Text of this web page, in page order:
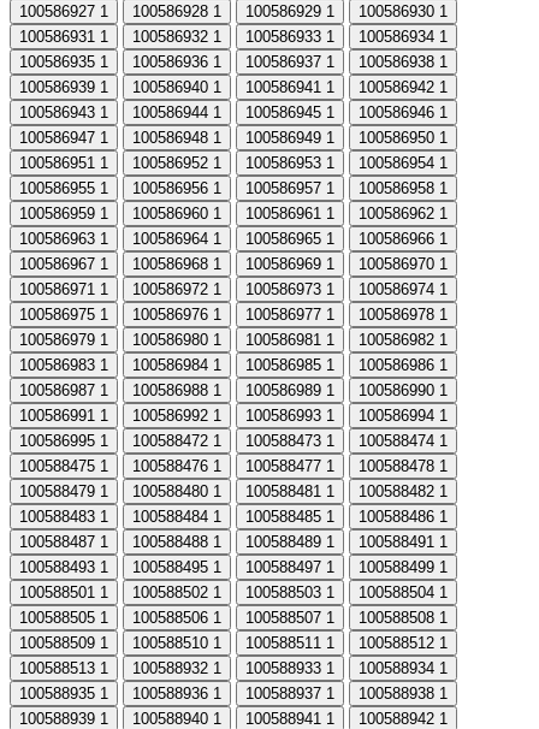
100586927 1 100586928 1 100586929 1 100586930 1
100586931 1 100586932 1 100586933 1 100586934 1
100586935 1 100586936 1 100586937 1 100586938 1
100586939 1 100586940 1 100586941 1 100586942 1
100586943 1 100586944 1 100586945 1 100586946 1
100586947 1 100586948 1 100586949 1 100586950 1
100586951 1 100586952 1 100586953 1 100586954 1
100586955 1 100586956 1 100586957 1 100586958 1
100586959 1 100586960 1 100586961 1 100586962 1
100586963 1 100586964 1 100586965 1 100586966 1
100586967 1 100586968 1 100586969 1 100586970 1
100586971 1 100586972 1 100586973 1 100586974 1
100586975 1 100586976 1 100586977 1 100586978 1
100586979 1 100586980 1 100586981 1 100586982 1
100586983 1 100586984 1 100586985 1 100586986 1
100586987 1 100586988 1 100586989 1 100586990 1
100586991 1 100586992 1 100586993 1 100586994 1
100586995 1 100588472 1 100588473 1 100588474 1
100588475 1 100588476 1 100588477 1 100588478 1
100588479 1 100588480 1 100588481 1 100588482 1
100588483 1 100588484 1 100588485 1 100588486 1
100588487 1 100588488 1 100588489 1 100588491 1
100588493 1 100588495 1 100588497 1 100588499 1
100588501 1 100588502 1 100588503 1 100588504 1
100588505 1 100588506 1 100588507 1 100588508 1
100588509 1 100588510 1 100588511 1 100588512 1
100588513 1 100588932 1 100588933 1 100588934 1
100588935 1 100588936 1 100588937 1 100588938 1
100588939 1 100588940 1 100588941 1 100588942 1